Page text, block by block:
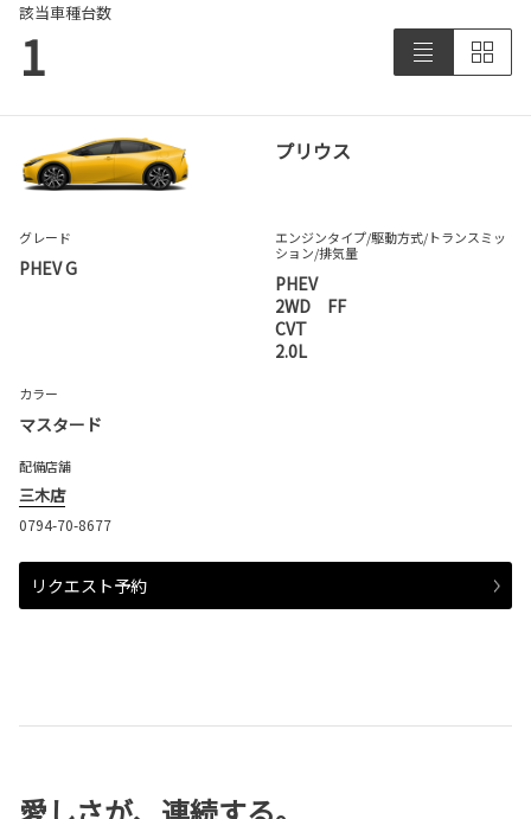
該当車種台数
1
プリウス
グレード
PHEV G
エンジンタイプ/駆動方式/トランスミッ
ション/排気量
PHEV
2WD FF
CVT
2.0L
カラー
マスタード
配備店舗
三木店
0794-70-8677
リクエスト予約